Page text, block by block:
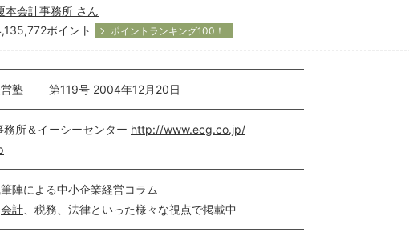
本会計事務所 さん
ポイント ポイントランキング100！
営塾 第119号 2004年12月20日
務所＆イーシーセンター http://www.ecg.co.jp/
陣による中小企業経営コラム
会計 、税務、法律といった様々な視点で掲載中